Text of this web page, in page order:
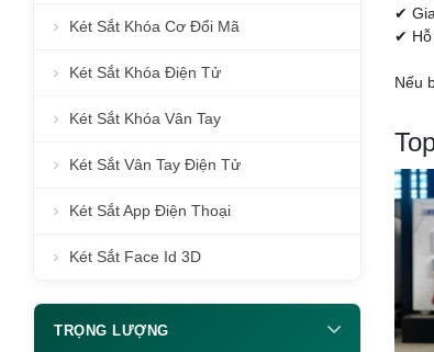
Két Sắt Khóa Cơ Đổi Mã
Két Sắt Khóa Điện Tử
Két Sắt Khóa Vân Tay
Két Sắt Vân Tay Điện Tử
Két Sắt App Điện Thoại
Két Sắt Face Id 3D
TRỌNG LƯỢNG
✔
✔ Hỗ
Nếu